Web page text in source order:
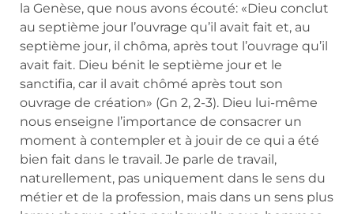
la Genèse, que nous avons écouté: «Dieu conclut
au septième jour l’ouvrage qu’il avait fait et, au
septième jour, il chôma, après tout l’ouvrage qu’il
avait fait. Dieu bénit le septième jour et le
sanctifia, car il avait chômé après tout son
ouvrage de création» (Gn 2, 2-3). Dieu lui-même
nous enseigne l’importance de consacrer un
moment à contempler et à jouir de ce qui a été
bien fait dans le travail. Je parle de travail,
naturellement, pas uniquement dans le sens du
métier et de la profession, mais dans un sens plus